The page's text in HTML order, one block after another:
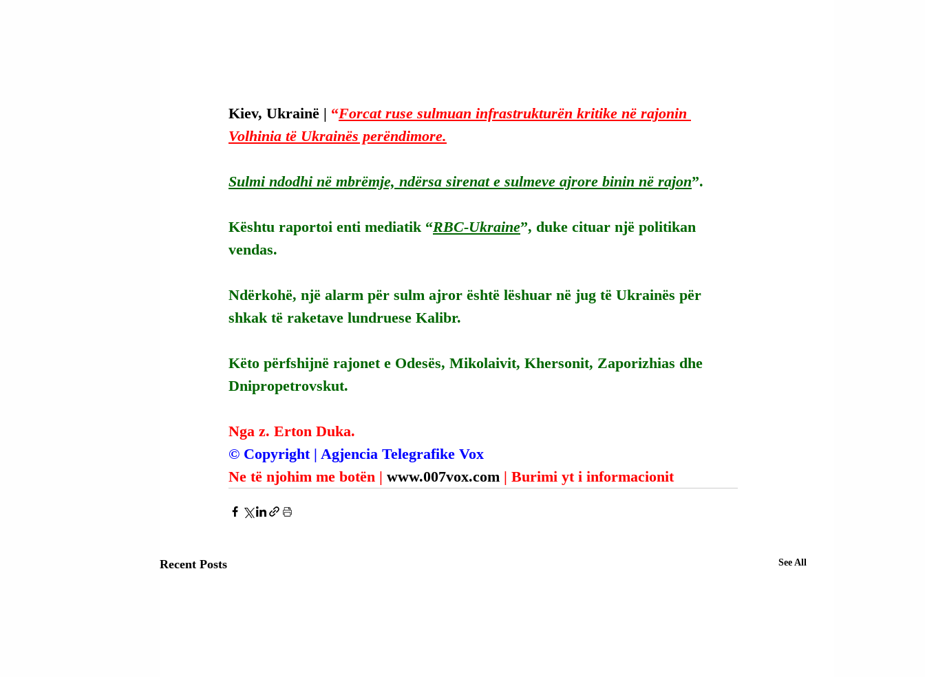
Kiev, Ukrainë | “Forcat ruse sulmuan infrastrukturën kritike në rajonin
Volhinia të Ukrainës perëndimore.
Sulmi ndodhi në mbrëmje, ndërsa sirenat e sulmeve ajrore binin në rajon”.
Kështu raportoi enti mediatik “RBC-Ukraine”, duke cituar një politikan
vendas.
Ndërkohë, një alarm për sulm ajror është lëshuar në jug të Ukrainës për
shkak të raketave lundruese Kalibr.
Këto përfshijnë rajonet e Odesës, Mikolaivit, Khersonit, Zaporizhias dhe
Dnipropetrovskut.
Nga z. Erton Duka.
© Copyright | Agjencia Telegrafike Vox
Ne të njohim me botën | www.007vox.com | Burimi yt i informacionit
Recent Posts See All